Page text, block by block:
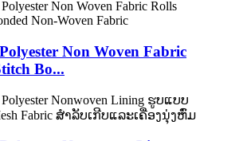
Non Woven Fabric
Bo...